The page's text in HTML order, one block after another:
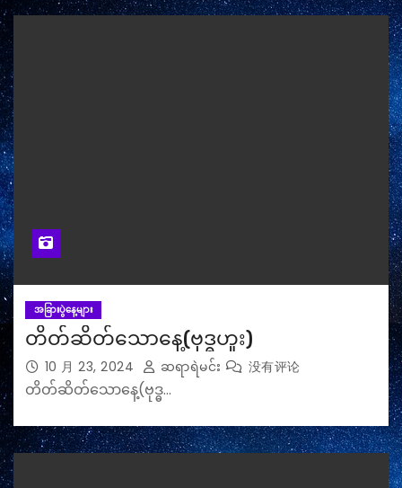
အခြားပွဲနေ့များ
တိတ်ဆိတ်သောနေ့(ဗုဒ္ဓဟူး)
10 月 23, 2024 ဆရာရဲမင်း 没有评论
တိတ်ဆိတ်သောနေ့(ဗုဒ္ဓ…